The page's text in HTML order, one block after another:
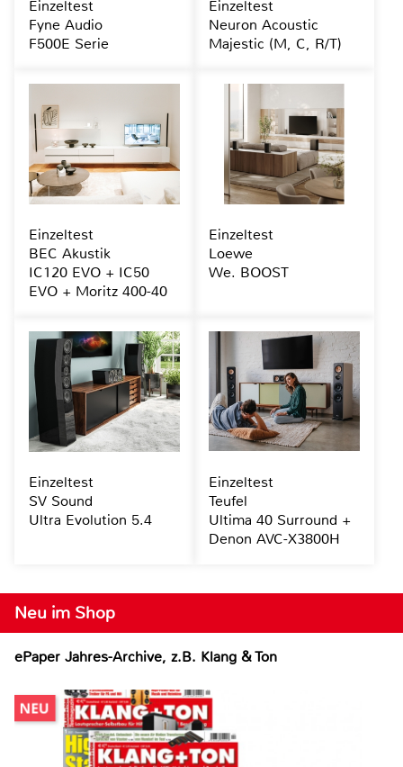
Neu im Shop
ePaper Jahres-Archive, z.B. Klang & Ton
Einzeltest
Fyne Audio
F500E Serie
Einzeltest
Neuron Acoustic
Majestic (M, C, R/T)
Einzeltest
BEC Akustik
IC120 EVO + IC50
EVO + Moritz 400-40
Einzeltest
Loewe
We. BOOST
Einzeltest
SV Sound
Ultra Evolution 5.4
Einzeltest
Teufel
Ultima 40 Surround +
Denon AVC-X3800H